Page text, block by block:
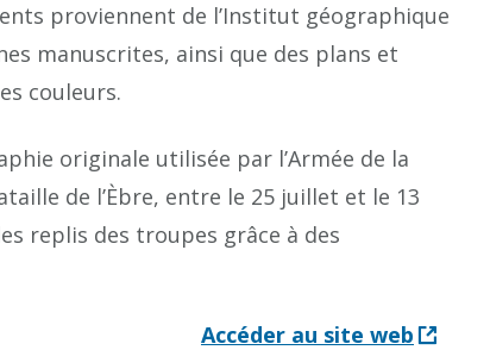
proviennent de l’Institut géographique
manuscrites, ainsi que des plans et
couleurs.
originale utilisée par l’Armée de la
de l’Èbre, entre le 25 juillet et le 13
replis des troupes grâce à des
Accéder au site web